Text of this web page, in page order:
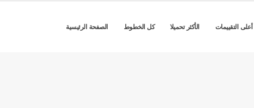
أعلى التقييمات الأكثر تحميلا كل الخطوط الصفحة الرئيسية